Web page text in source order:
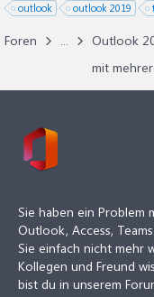
outlook
outlook 2019
Foren ...
Outlook
mit
Sie haben ein Problem
Outlook, Access,
Sie einfach nicht mehr
Kollegen und Freund
bist du in unserem